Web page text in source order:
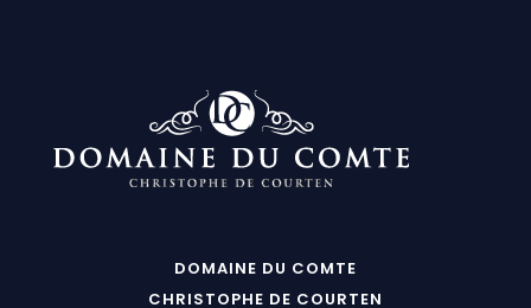
DOMAINE DU COMTE
CHRISTOPHE DE COURTEN